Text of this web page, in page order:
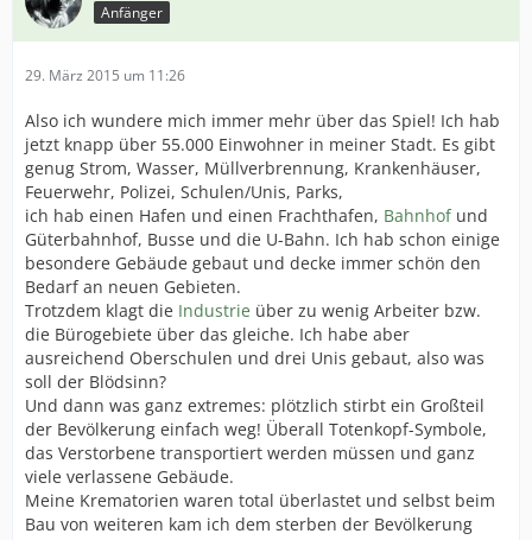
Anfänger
29. März 2015 um 11:26
Also ich wundere mich immer mehr über das Spiel! Ich hab
jetzt knapp über 55.000 Einwohner in meiner Stadt. Es gibt
genug Strom, Wasser, Müllverbrennung, Krankenhäuser,
Feuerwehr, Polizei, Schulen/Unis, Parks,
ich hab einen Hafen und einen Frachthafen, Bahnhofund
Güterbahnhof, Busse und die U-Bahn. Ich hab schon einige
besondere Gebäude gebaut und decke immer schön den
Bedarf an neuen Gebieten.
Trotzdem klagt die Industrie über zu wenig Arbeiter bzw.
die Bürogebiete über das gleiche. Ich habe aber
ausreichend Oberschulen und drei Unis gebaut, also was
soll der Blödsinn?
Und dann was ganz extremes: plötzlich stirbt ein Großteil
der Bevölkerung einfach weg! Überall Totenkopf-Symbole,
das Verstorbene transportiert werden müssen und ganz
viele verlassene Gebäude.
Meine Krematorien waren total überlastet und selbst beim
Bau von weiteren kam ich dem sterben der Bevölkerung